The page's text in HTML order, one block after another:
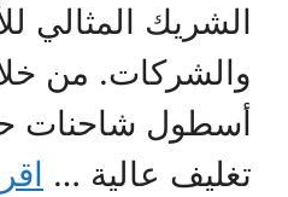
الشريك المثالي
والشركات. من
أسطول شاحنات
تغليف عالية …